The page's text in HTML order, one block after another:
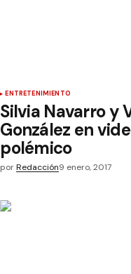
ENTRETENIMIENTO
Silvia Navarro y
González en
polémico
por Redacción9 enero, 2017